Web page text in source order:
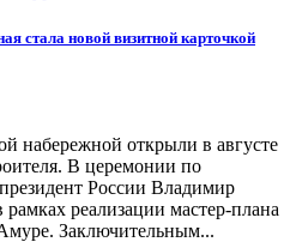
стала новой визитной карточкой
набережной открыли в августе
В церемонии по
России Владимир
реализации мастер-плана
Заключительным...